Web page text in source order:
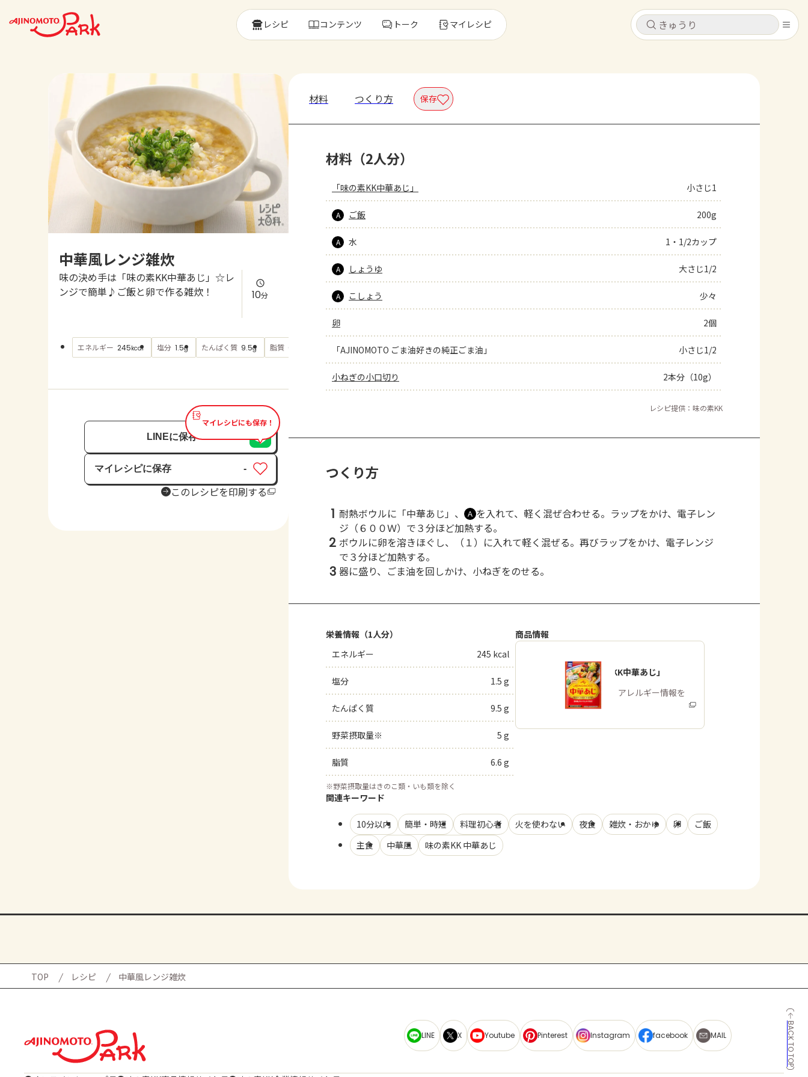
キャンセル
レシピ
トーク
よくあるお問い合わせ
AJINOMOTO PARK とは
キャンセル
レシピ コンテンツ トーク マイレシピ
中華風レンジ雑炊
味の決め手は「味の素KK中華あじ」☆レ
ンジで簡単♪ご飯と卵で作る雑炊！
10分
エネルギー 245kcal 塩分 1.5g たんぱく質 9.5g 脂質 6.6 もっと見る
マイレシピにも保存！
LINEに保存
マイレシピに保存
保存済み
-
このレシピを印刷する
材料 つくり方 保存
材料（2人分）
「味の素KK中華あじ」 小さじ1
A ご飯 200g
A 水 1・1/2カップ
A しょうゆ 大さじ1/2
A こしょう 少々
卵 2個
「AJINOMOTO ごま油好きの純正ごま油」 小さじ1/2
小ねぎの小口切り 2本分（10g）
レシピ提供：味の素KK
つくり方
1 耐熱ボウルに「中華あじ」、 Ａ を入れて、軽く混ぜ合わせる。ラップをかけ、電子レン
ジ（６００Ｗ）で３分ほど加熱する。
2 ボウルに卵を溶きほぐし、（１）に入れて軽く混ぜる。再びラップをかけ、電子レンジ
で３分ほど加熱する。
3 器に盛り、ごま油を回しかけ、小ねぎをのせる。
栄養情報（1人分）
エネルギー
245 kcal
塩分 1.5 g
たんぱく質 9.5 g
野菜摂取量※ 5 g
脂質 6.6 g
※野菜摂取量はきのこ類・いも類を除く
商品情報
「味の素KK中華あじ」
商品・アレルギー情報を
みる
関連キーワード
10分以内 簡単・時短 料理初心者 火を使わない 夜食 雑炊・おかゆ 卵
ご飯
主食
中華風 味の素KK 中華あじ
TOP レシピ 中華風レンジ雑炊
BACK TO TOP
LINE X Youtube Pinterest Instagram facebook MAIL